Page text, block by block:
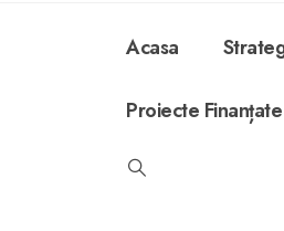
Acasa
Proiecte